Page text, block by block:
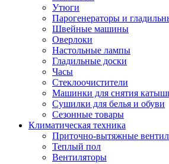
Проекционное
Проекторы
Экраны
Магнитно-
Радиобудильники
Радиоприемники
Саундбары
Системы и
Утюги
Парогенераторы и
Швейные машины
Оверлоки
Настольные лампы
Гладильные доски
Часы
Стеклоочистители
Машинки для снятия
Сушилки для белья и обуви
Сезонные товары
Климатическая техника
Приточно-вытяжные
Теплый пол
Вентиляторы